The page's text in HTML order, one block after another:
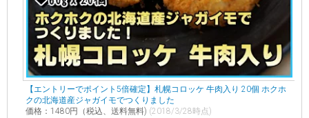
【エントリーでポイント5倍確定】札幌コロッケ 牛肉入り 20個 ホクホ
クの北海道産ジャガイモでつくりました
価格：1480円（税込、送料無料) (2018/3/28時点)